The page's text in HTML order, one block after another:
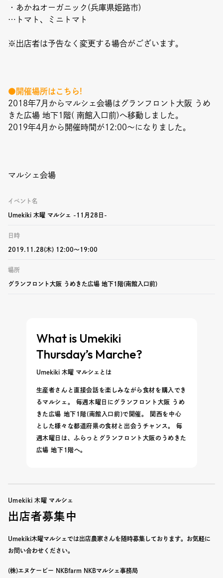
・あかねオーガニック(兵庫県姫路市)
…トマト、ミニトマト
※出店者は予告なく変更する場合がございます。
●開催場所はこちら!
2018年7月からマルシェ会場はグランフロント大阪 うめ
きた広場 地下1階( 南館入口前)へ移動しました。
2019年4月から開催時間が12:00〜になりました。
マルシェ会場
イベント名
Umekiki 木曜 マルシェ -11月28日-
日時
2019.11.28(木) 12:00〜19:00
場所
グランフロント大阪 うめきた広場 地下1階(南館入口前)
What is Umekiki
Thursday’s Marche?
Umekiki 木曜 マルシェとは
生産者さんと直接会話を楽しみながら食材を購入でき
るマルシェ。 毎週木曜日にグランフロント大阪 うめ
きた広場 地下1階(南館入口前)で開催。 関西を中心
とした様々な都道府県の食材と出会うチャンス。 毎
週木曜日は、ふらっとグランフロント大阪のうめきた
広場 地下1階へ。
Umekiki 木曜 マルシェ
出店者募集中
Umekiki木曜マルシェでは出店農家さんを随時募集しております。 お気軽に
お問い合わせください。
(株)エヌケービー NKBfarm NKBマルシェ事務局